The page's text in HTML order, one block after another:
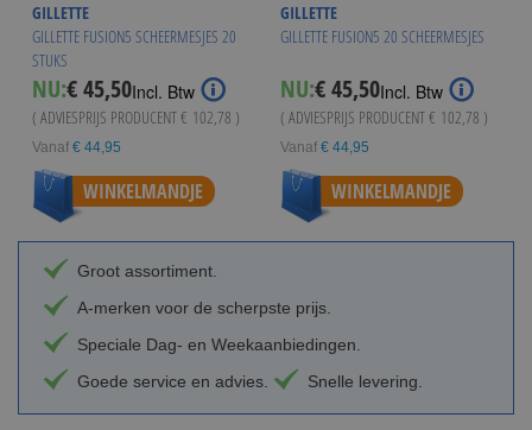
GILLETTE
GILLETTE FUSION5 SCHEERMESJES 20
STUKS
NU:€ 45,50Incl. Btw
( ADVIESPRIJS PRODUCENT€ 102,78 )
Vanaf € 44,95
WINKELMANDJE
GILLETTE
GILLETTE FUSION5 20 SCHEERMESJES
NU:€ 45,50Incl. Btw
( ADVIESPRIJS PRODUCENT€ 102,78 )
Vanaf € 44,95
WINKELMANDJE
Groot assortiment.
A-merken voor de scherpste prijs.
Speciale Dag- en Weekaanbiedingen.
Goede service en advies.
Snelle levering.